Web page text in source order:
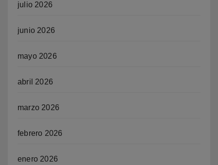
julio 2026
junio 2026
mayo 2026
abril 2026
marzo 2026
febrero 2026
enero 2026